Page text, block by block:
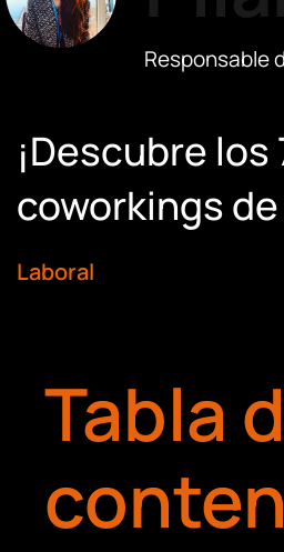
Responsable
¡Descubre
coworkings
Laboral
Tabla